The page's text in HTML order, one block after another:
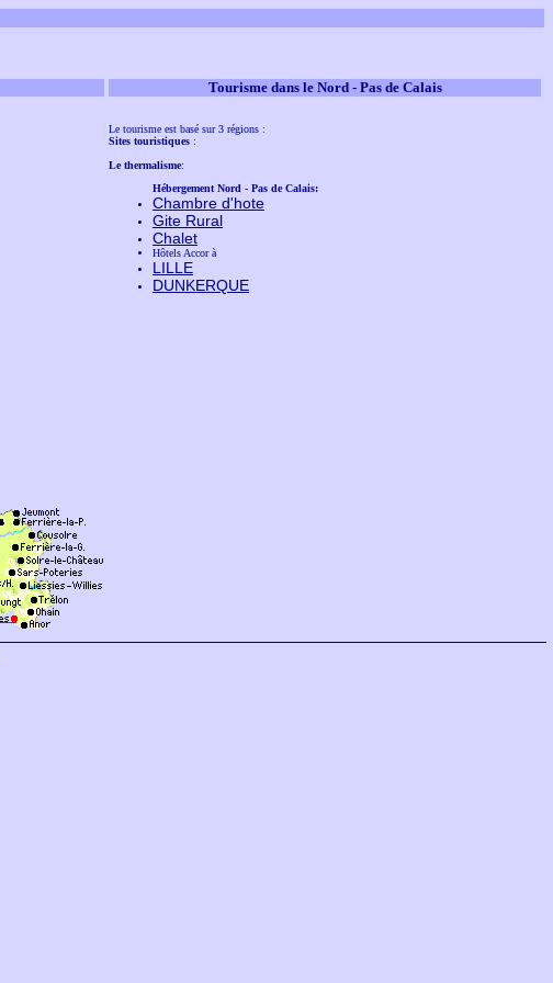
Tourisme dans le Nord - Pas de Calais
Le tourisme est basé sur 3 régions :
Sites touristiques :
Le thermalisme:
Hébergement Nord - Pas de Calais:
Chambre d'hote
Gite Rural
Chalet
Hôtels Accor à
LILLE
DUNKERQUE